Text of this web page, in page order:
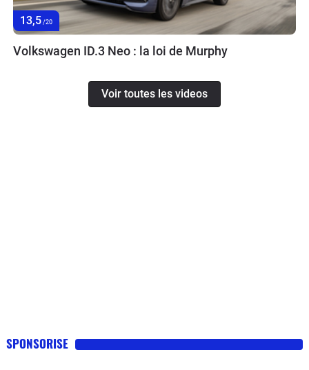
13,5 /20
Volkswagen ID.3 Neo : la loi de Murphy
Voir toutes les videos
SPONSORISE